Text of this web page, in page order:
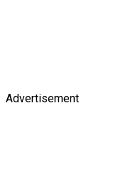
Advertisement